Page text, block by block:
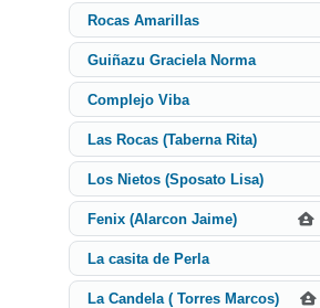
Rocas Amarillas
Guiñazu Graciela Norma
Complejo Viba
Las Rocas (Taberna Rita)
Los Nietos (Sposato Lisa)
Fenix (Alarcon Jaime)
La casita de Perla
La Candela ( Torres Marcos)